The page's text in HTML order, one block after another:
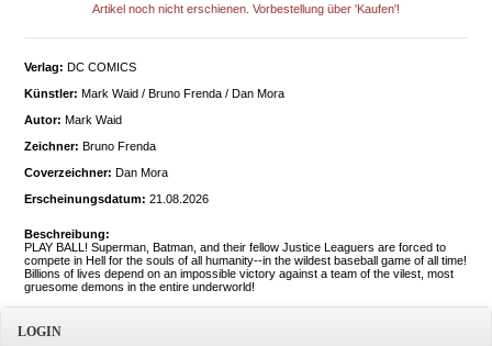
Artikel noch nicht erschienen. Vorbestellung über 'Kaufen'!
Verlag: DC COMICS
Künstler: Mark Waid / Bruno Frenda / Dan Mora
Autor: Mark Waid
Zeichner: Bruno Frenda
Coverzeichner: Dan Mora
Erscheinungsdatum: 21.08.2026
Beschreibung:
PLAY BALL! Superman, Batman, and their fellow Justice Leaguers are forced to
compete in Hell for the souls of all humanity--in the wildest baseball game of all time!
Billions of lives depend on an impossible victory against a team of the vilest, most
gruesome demons in the entire underworld!
LOGIN